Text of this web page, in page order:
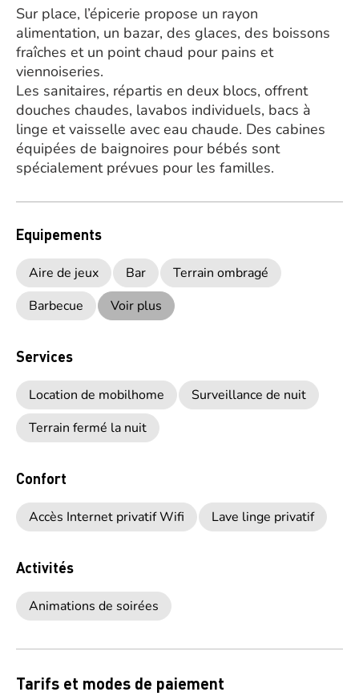
Sur place, l’épicerie propose un rayon
alimentation, un bazar, des glaces, des boissons
fraîches et un point chaud pour pains et
viennoiseries.
Les sanitaires, répartis en deux blocs, offrent
douches chaudes, lavabos individuels, bacs à
linge et vaisselle avec eau chaude. Des cabines
équipées de baignoires pour bébés sont
spécialement prévues pour les familles.
Equipements
Aire de jeux Bar
Terrain ombragé
Barbecue
Voir plus
Services
Location de mobilhome
Surveillance de nuit
Terrain fermé la nuit
Confort
Accès Internet privatif Wifi Lave linge privatif
Activités
Animations de soirées
Tarifs et modes de paiement